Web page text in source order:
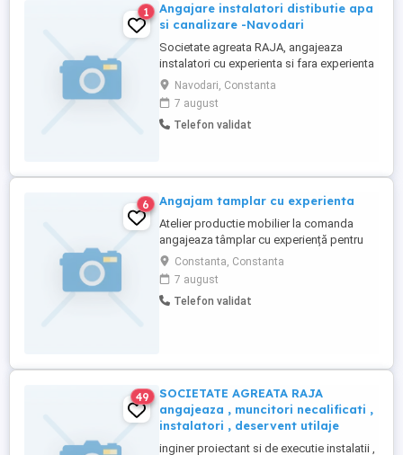
1
Angajare instalatori distibutie apa
si canalizare -Navodari
Societate agreata RAJA, angajeaza
instalatori cu experienta si fara experienta
pentru distributie apa si canalizare.
Contract de munca si salariu atractiv .
Telefon- o724 97725o
Navodari, Constanta
7 august
Telefon validat
6 Angajam tamplar cu experienta
Atelier productie mobilier la comanda
angajeaza tâmplar cu experiență pentru
activități de producție și montaj mobilier
din PAL si MDF. Cerințe: Experiență
anterioară în tâmplărie (minim 1 an);
Cunoștințe de lucru cu scule și utilaje
Constanta, Constanta
7 august
Telefon validat
49
SOCIETATE AGREATA RAJA
angajeaza , muncitori necalificati ,
instalatori , deservent utilaje
inginer proiectant si de executie instalatii ,